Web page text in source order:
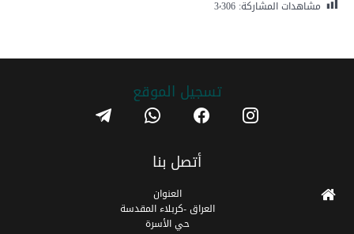
مشاهدات المشاركة: 3٬306
تسجیل الموقع instagram
facebook
whatsapp
telegram
أتصل بنا
العنوان
العراق -كربلاء المقدسة
حي الأسرة